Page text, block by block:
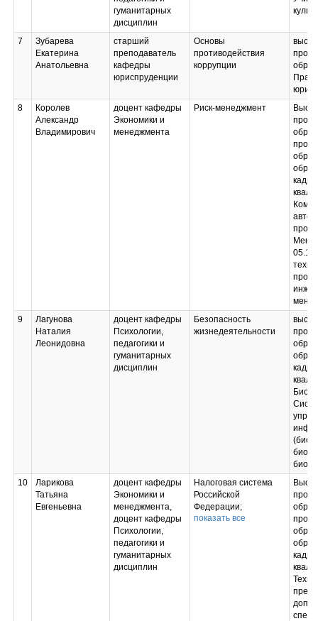
гуманитарных
дисциплин
Элективные
дисциплины (модули)
по физической
культуре и спорту
7
Зубарева
Екатерина
Анатольевна
старший
преподаватель
кафедры
юриспруденции
Основы
противодействия
коррупции
юрист
8
Королев
Александр
Владимирович
доцент кафедры
Экономики и
менеджмента
Риск-менеджмент
9
Лагунова
Наталия
Леонидовна
доцент кафедры
Психологии,
педагогики и
гуманитарных
дисциплин
Безопасность
жизнедеятельности
10
Ларикова
Татьяна
Евгеньевна
доцент кафедры
Экономики и
менеджмента,
доцент кафедры
Психологии,
педагогики и
гуманитарных
дисциплин
Налоговая система
Российской
Федерации;
Основы внешнего и
показать все